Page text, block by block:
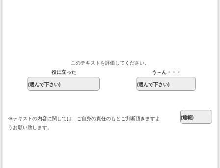
このテキストを評価してください。
役に立った
う～ん・・・
※テキストの内容に関しては、ご自身の責任のもとご判断頂きますよ
うお願い致します。